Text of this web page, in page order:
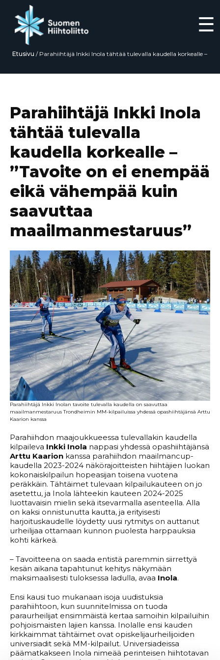
☰
Etusivu / Parahiihtäjä Inkki Inola tähtää tulevalla kaudella korkealle –
maailmanmestaruus”
Parahiihtäjä Inkki Inola
tähtää tulevalla
kaudella korkealle –
”Tavoite on ei enempää
eikä vähempää kuin
saavuttaa
maailmanmestaruus”
Parahiihtäjä Inkki Inolan tavoite tulevalla kaudella on saavuttaa
maailmanmestaruus Trondheimin MM-kilpailuissa yhdessä opashiihtäjänsä Arttu
Kaarion kanssa
Parahiihdon maajoukkueessa tulevallakin kaudella
kilpaileva Inkki Inola nappasi yhdessä opashiihtäjänsä
Arttu Kaarion kanssa parahiihdon maailmancup-
kaudella 2023-2024 näkörajoitteisten hiihtäjien luokan
kokonaiskilpailun hopeasijan toisena vuotena
peräkkäin. Tähtäimet tulevaan kilpailukauteen on jo
asetettu, ja Inola lähteekin kauteen 2024-2025
luottavaisin mielin sekä itsevarmalla asenteella. Alla
on kaksi onnistunutta kautta, ja erityisesti
harjoituskaudelle löydetty uusi rytmitys on auttanut
urheilijaa ottamaan kunnon puolesta harppauksia
kohti kärkeä.
– Tavoitteena on saada entistä paremmin siirrettyä
kesän aikana tapahtunut kehitys näkymään
maksimaalisesti tuloksessa ladulla, avaa Inola.
Ensi kausi tuo mukanaan isoja uudistuksia
parahiihtoon, kun suunnitelmissa on tuoda
paraurheilijat ensimmäistä kertaa samoihin kilpailuihin
pohjoismaisten lajien kanssa. Inolalle ensi kauden
kirkkaimmat tähtäimet ovat opiskelijaurheilijoiden
universiadit sekä MM-kilpailut. Universiadeissa
päämatkakseen Inola nimeää perinteisen hiihtotavan